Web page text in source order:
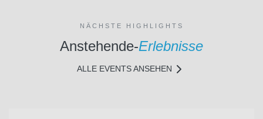
NÄCHSTE HIGHLIGHTS
Anstehende-Erlebnisse
ALLE EVENTS ANSEHEN